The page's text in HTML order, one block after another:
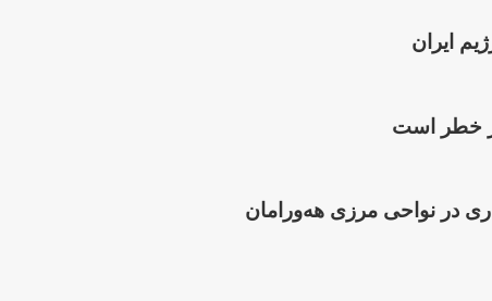
ایران
خطر است
در نواحی مرزی هەورامان